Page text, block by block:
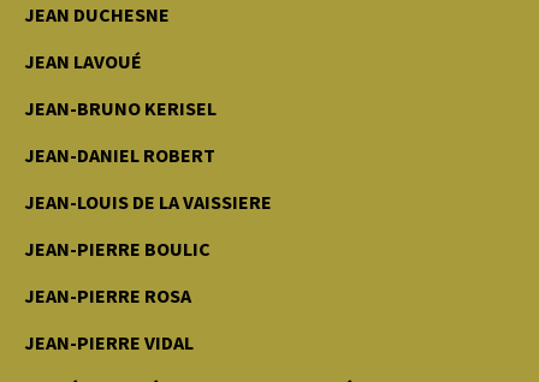
JEAN DUCHESNE
JEAN LAVOUÉ
JEAN-BRUNO KERISEL
JEAN-DANIEL ROBERT
JEAN-LOUIS DE LA VAISSIERE
JEAN-PIERRE BOULIC
JEAN-PIERRE ROSA
JEAN-PIERRE VIDAL